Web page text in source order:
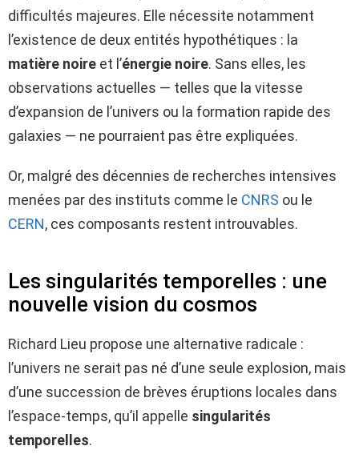
difficultés majeures. Elle nécessite notamment
l’existence de deux entités hypothétiques : la
matière noire et l’énergie noire. Sans elles, les
observations actuelles — telles que la vitesse
d’expansion de l’univers ou la formation rapide des
galaxies — ne pourraient pas être expliquées.
Or, malgré des décennies de recherches intensives
menées par des instituts comme le CNRS ou le
CERN, ces composants restent introuvables.
Les singularités temporelles : une
nouvelle vision du cosmos
Richard Lieu propose une alternative radicale :
l’univers ne serait pas né d’une seule explosion, mais
d’une succession de brèves éruptions locales dans
l’espace-temps, qu’il appelle singularités
temporelles.